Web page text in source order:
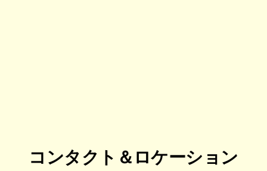
コンタクト＆ロケーション